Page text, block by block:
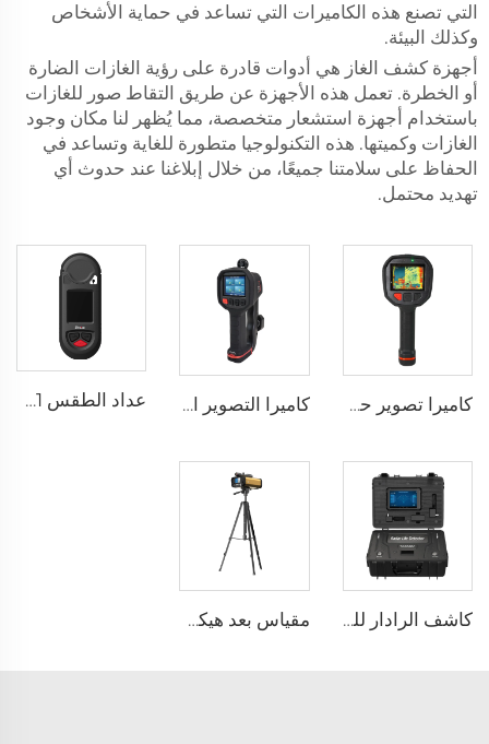
التي تصنع هذه الكاميرات التي تساعد في حماية الأشخاص
وكذلك البيئة.
أجهزة كشف الغاز هي أدوات قادرة على رؤية الغازات الضارة
أو الخطرة. تعمل هذه الأجهزة عن طريق التقاط صور للغازات
باستخدام أجهزة استشعار متخصصة، مما يُظهر لنا مكان وجود
الغازات وكميتها. هذه التكنولوجيا متطورة للغاية وتساعد في
الحفاظ على سلامتنا جميعًا، من خلال إبلاغنا عند حدوث أي
تهديد محتمل.
كاميرا تصوير حراري لإطفاء الحرائق F1200 كاميرا التصوير الحراري المتعددة MF500 عداد الطقس HW-W01
كاشف الرادار للحياة LSJ-M مقياس بعد هيكل حركة ليزر مزدوج YZ-120Pro